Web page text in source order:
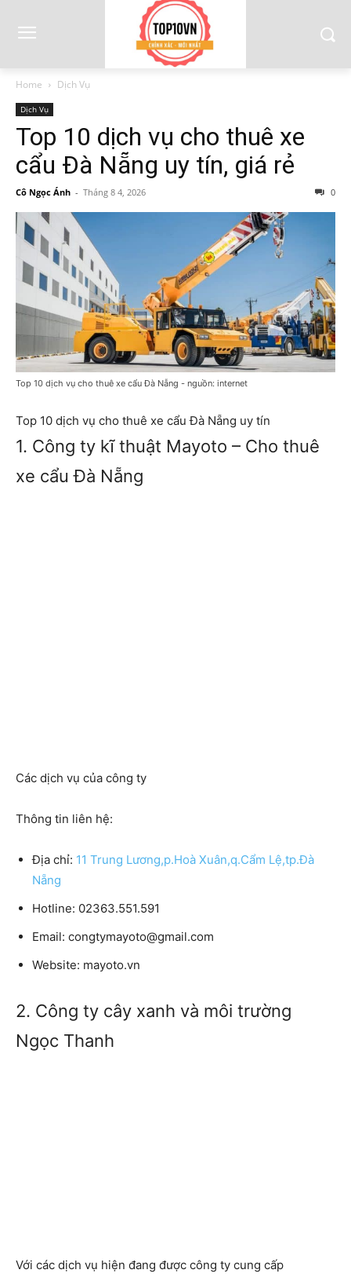
Home Dịch Vụ
Dịch Vụ
Top 10 dịch vụ cho thuê xe
cẩu Đà Nẵng uy tín, giá rẻ
Cô Ngọc Ánh - Tháng 8 4, 2026 0
Top 10 dịch vụ cho thuê xe cẩu Đà Nẵng - nguồn: internet
Top 10 dịch vụ cho thuê xe cẩu Đà Nẵng uy tín
1. Công ty kĩ thuật Mayoto – Cho thuê
xe cẩu Đà Nẵng
Các dịch vụ của công ty
Thông tin liên hệ:
Địa chỉ: 11 Trung Lương,p.Hoà Xuân,q.Cẩm Lệ,tp.Đà
Nẵng
Hotline: 02363.551.591
Email: congtymayoto@gmail.com
Website: mayoto.vn
2. Công ty cây xanh và môi trường
Ngọc Thanh
Với các dịch vụ hiện đang được công ty cung cấp